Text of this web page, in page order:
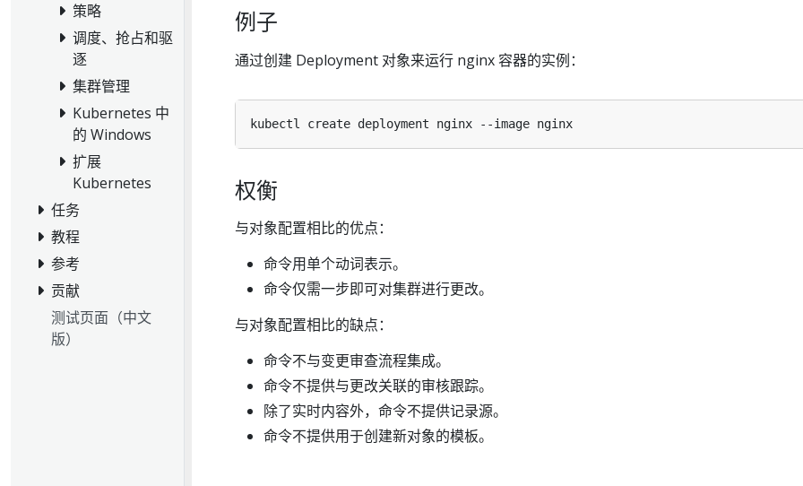
策略
调度、抢占和驱
逐
集群管理
Kubernetes 中
的 Windows
扩展
Kubernetes
任务
教程
参考
贡献
测试页面（中文
版）
例子
通过创建 Deployment 对象来运行 nginx 容器的实例：
权衡
与对象配置相比的优点：
命令用单个动词表示。
命令仅需一步即可对集群进行更改。
与对象配置相比的缺点：
命令不与变更审查流程集成。
命令不提供与更改关联的审核跟踪。
除了实时内容外，命令不提供记录源。
命令不提供用于创建新对象的模板。